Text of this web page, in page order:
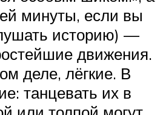
минуты, если вы
историю) —
движения.
деле, лёгкие. В
танцевать их в